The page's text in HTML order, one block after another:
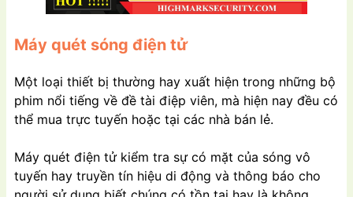
Máy quét sóng điện tử
Một loại thiết bị thường hay xuất hiện trong những bộ
phim nổi tiếng về đề tài điệp viên, mà hiện nay đều có
thể mua trực tuyến hoặc tại các nhà bán lẻ.
Máy quét điện tử kiểm tra sự có mặt của sóng vô
tuyến hay truyền tín hiệu di động và thông báo cho